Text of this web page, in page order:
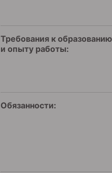
Требования к образованию
и опыту работы:
Обязанности: